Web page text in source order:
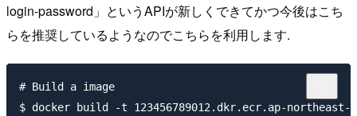
login-password」というAPIが新しくできてかつ今後はこち
らを推奨しているようなのでこちらを利用します.
# Build a image
$ docker build -t 123456789012.dkr.ecr.ap-northeast-